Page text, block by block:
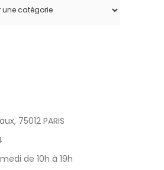
75012 PARIS
de 10h à 19h